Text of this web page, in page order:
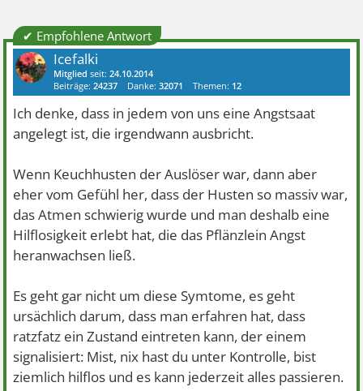
✔ Empfohlene Antwort
Icefalki
Mitglied seit:24.10.2014
Beiträge:24237 Danke:32071 Themen: 12
Ich denke, dass in jedem von uns eine Angstsaat
angelegt ist, die irgendwann ausbricht.
Wenn Keuchhusten der Auslöser war, dann aber
eher vom Gefühl her, dass der Husten so massiv war,
das Atmen schwierig wurde und man deshalb eine
Hilflosigkeit erlebt hat, die das Pflänzlein Angst
heranwachsen ließ.
Es geht gar nicht um diese Symtome, es geht
ursächlich darum, dass man erfahren hat, dass
ratzfatz ein Zustand eintreten kann, der einem
signalisiert: Mist, nix hast du unter Kontrolle, bist
ziemlich hilflos und es kann jederzeit alles passieren.